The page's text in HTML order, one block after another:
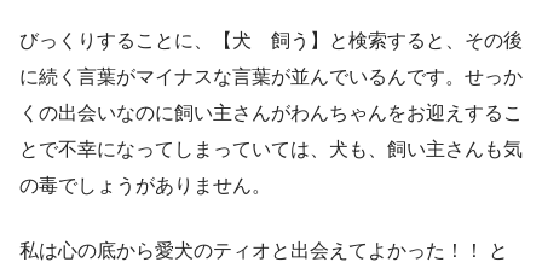
びっくりすることに、【犬 飼う】と検索すると、その後
に続く言葉がマイナスな言葉が並んでいるんです。せっか
くの出会いなのに飼い主さんがわんちゃんをお迎えするこ
とで不幸になってしまっていては、犬も、飼い主さんも気
の毒でしょうがありません。
私は心の底から愛犬のティオと出会えてよかった！！ と